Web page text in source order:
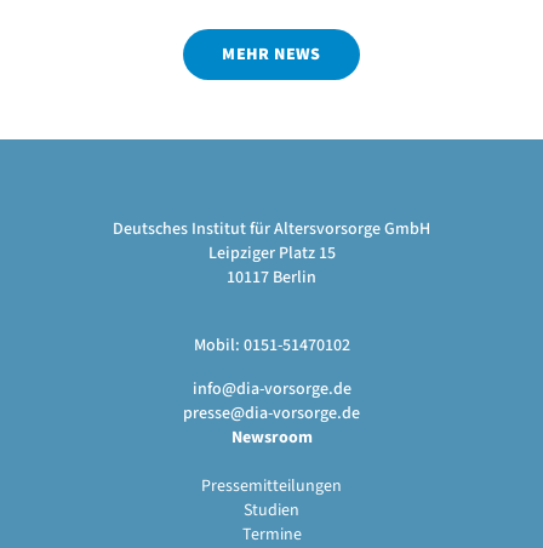
MEHR NEWS
Deutsches Institut für Altersvorsorge GmbH
Leipziger Platz 15
10117 Berlin
Mobil: 0151-51470102
info@dia-vorsorge.de
presse@dia-vorsorge.de
Newsroom
Pressemitteilungen
Studien
Termine